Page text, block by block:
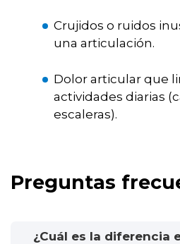
Crujidos o ruidos
una articulación.
Dolor articular que
actividades diarias
escaleras).
Preguntas
¿Cuál es la diferencia